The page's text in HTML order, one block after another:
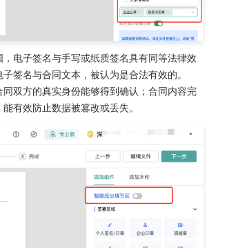
电子签名与手写或纸质签名具有同等法律效
签名与合同文本，被认为是合法有效的。
双方的真实身份能够得到确认；合同内容完
有效防止数据被篡改或丢失。